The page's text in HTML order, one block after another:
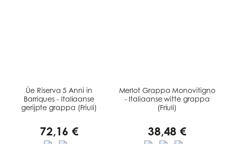
Ùe Riserva 5 Anni in
Barriques - Italiaanse
gerijpte grappa (Friuli)
72,16 €
Merlot Grappa Monovitigno
- Italiaanse witte grappa
(Friuli)
38,48 €